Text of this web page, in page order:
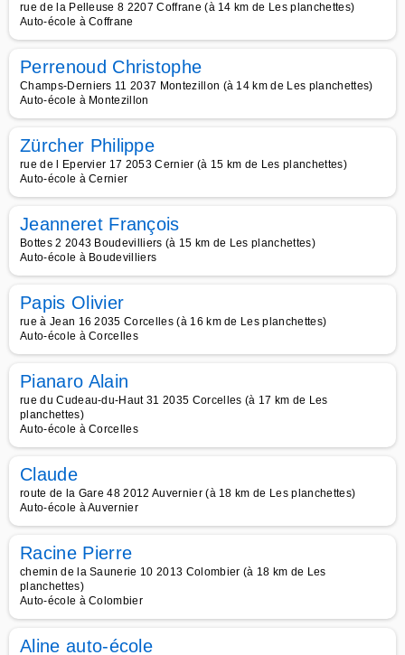
rue de la Pelleuse 8 2207 Coffrane (à 14 km de Les planchettes)
Auto-école à Coffrane
Perrenoud Christophe
Champs-Derniers 11 2037 Montezillon (à 14 km de Les planchettes)
Auto-école à Montezillon
Zürcher Philippe
rue de l Epervier 17 2053 Cernier (à 15 km de Les planchettes)
Auto-école à Cernier
Jeanneret François
Bottes 2 2043 Boudevilliers (à 15 km de Les planchettes)
Auto-école à Boudevilliers
Papis Olivier
rue à Jean 16 2035 Corcelles (à 16 km de Les planchettes)
Auto-école à Corcelles
Pianaro Alain
rue du Cudeau-du-Haut 31 2035 Corcelles (à 17 km de Les
planchettes)
Auto-école à Corcelles
Claude
route de la Gare 48 2012 Auvernier (à 18 km de Les planchettes)
Auto-école à Auvernier
Racine Pierre
chemin de la Saunerie 10 2013 Colombier (à 18 km de Les
planchettes)
Auto-école à Colombier
Aline auto-école